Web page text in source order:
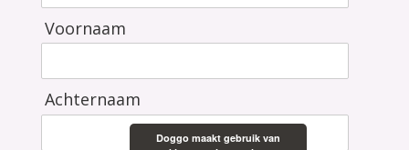
Voornaam
Achternaam
Doggo maakt gebruik van